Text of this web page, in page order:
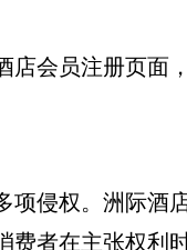
员注册页面
侵权。洲际酒
者在主张权利